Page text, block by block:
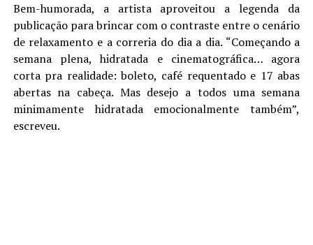
Bem-humorada, a artista aproveitou a legenda da
publicação para brincar com o contraste entre o cenário
de relaxamento e a correria do dia a dia. “Começando a
semana plena, hidratada e cinematográfica… agora
corta pra realidade: boleto, café requentado e 17 abas
abertas na cabeça. Mas desejo a todos uma semana
minimamente hidratada emocionalmente também”,
escreveu.